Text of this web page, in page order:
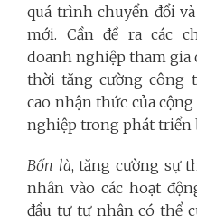
quá trình chuyển đổi
mới. Cần đề ra các
doanh nghiệp tham gia
thời tăng cường công
cao nhận thức của
nghiệp trong phát triển
Bốn là, tăng cường sự
nhân vào các hoạt
đầu tư tư nhân có thể